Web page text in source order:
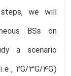
we will
BSs on
a scenario
2G/3G/4G)